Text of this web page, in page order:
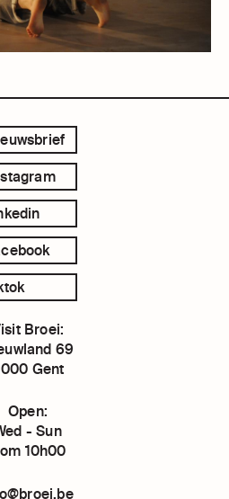
Broei:
69
Gent
Open:
- Sun
10h00